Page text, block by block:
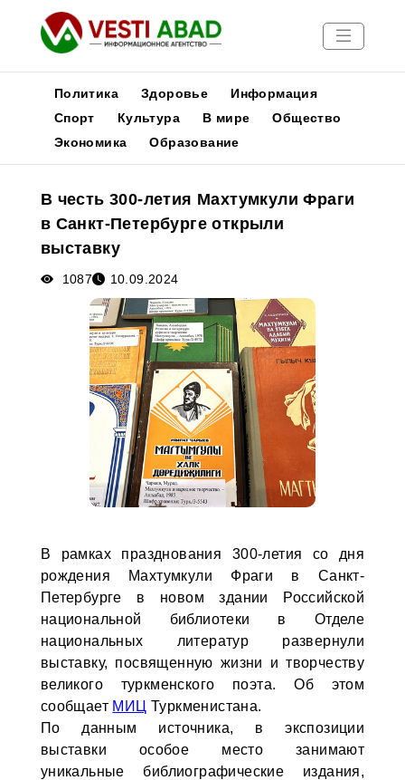
Новости
Медиа
Афиша
Политика Здоровье
Информация
Спорт
Культура В мире
Общество
Экономика
Образование
В честь 300-летия Махтумкули Фраги
в Санкт-Петербурге открыли
выставку
1087 10.09.2024
В рамках празднования 300-летия со дня
рождения Махтумкули Фраги в Санкт-
Петербурге в новом здании Российской
национальной библиотеки в Отделе
национальных литератур развернули
выставку, посвященную жизни и творчеству
великого туркменского поэта. Об этом
сообщает МИЦ Туркменистана.
По данным источника, в экспозиции
выставки особое место занимают
уникальные библиографические издания,